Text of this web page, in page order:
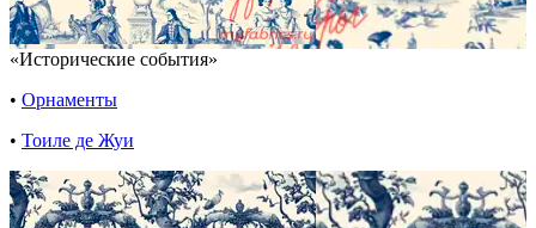
«Исторические события»
• Орнаменты
• Тоиле де Жуи